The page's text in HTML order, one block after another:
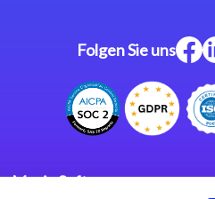
Folgen Sie uns
Magic Software